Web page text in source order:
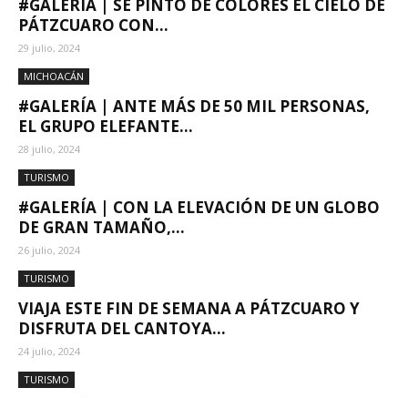
#GALERÍA | SE PINTÓ DE COLORES EL CIELO DE
PÁTZCUARO CON...
29 julio, 2024
MICHOACÁN
#GALERÍA | ANTE MÁS DE 50 MIL PERSONAS,
EL GRUPO ELEFANTE...
28 julio, 2024
TURISMO
#GALERÍA | CON LA ELEVACIÓN DE UN GLOBO
DE GRAN TAMAÑO,...
26 julio, 2024
TURISMO
VIAJA ESTE FIN DE SEMANA A PÁTZCUARO Y
DISFRUTA DEL CANTOYA...
24 julio, 2024
TURISMO